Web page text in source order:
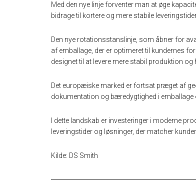
Med den nye linje forventer man at øge
bidrage til kortere og mere stabile
Den nye rotationsstanslinje, som åbner for
af emballage, der er optimeret til kundernes
designet til at levere mere stabil produktion
Det europæiske marked er fortsat præget af
dokumentation og bæredygtighed i
I dette landskab er investeringer i moderne
leveringstider og løsninger, der matcher
Kilde: DS Smith